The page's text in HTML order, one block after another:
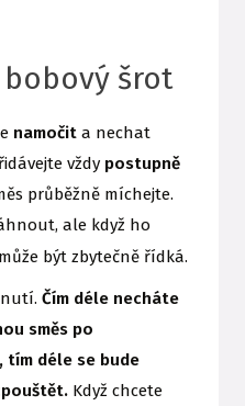
šrot
namočit a nechat
vždy postupně
průběžně míchejte.
ale když ho
být zbytečně řídká.
Čím déle necháte
směs po
déle se bude
Když chcete